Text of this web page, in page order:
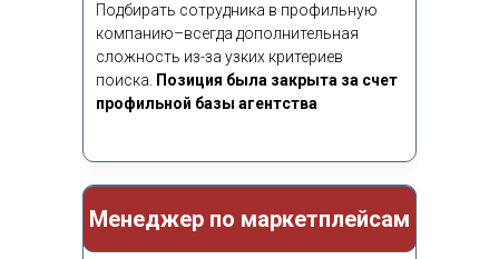
Подбирать сотрудника в профильную
компанию–всегда дополнительная
сложность из-за узких критериев
поиска.
Позиция была закрыта за счет
профильной базы агентства
Менеджер по маркетплейсам
Размещены вакансии
2 день
Начат холодный поиск подходящих
Первое наше
собеседование